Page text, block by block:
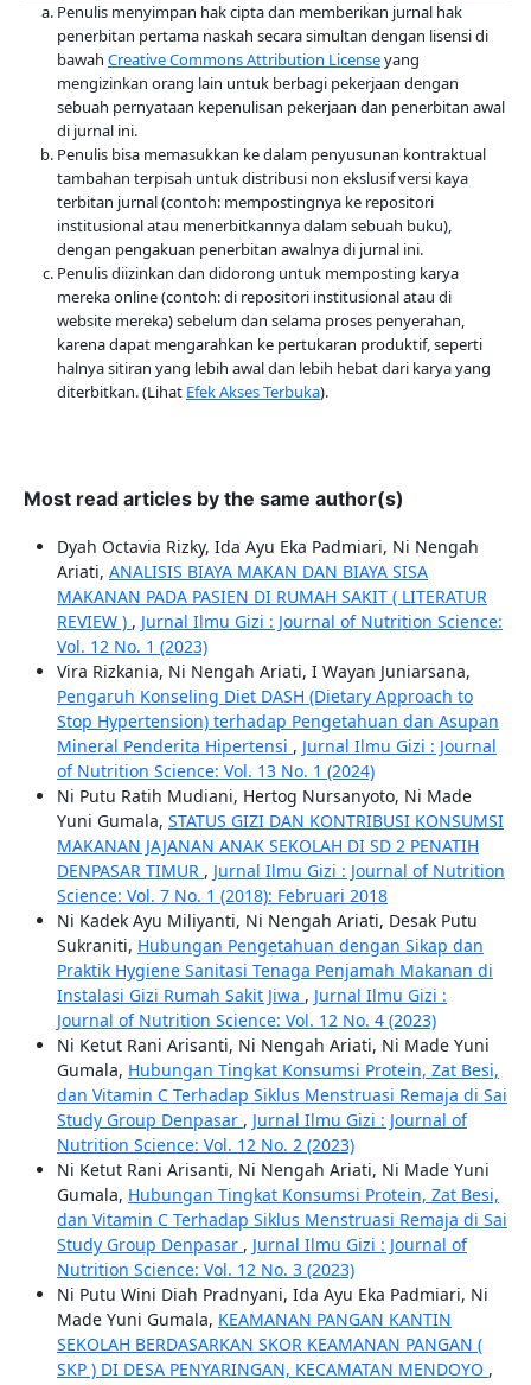
Penulis menyimpan hak cipta dan memberikan jurnal hak
penerbitan pertama naskah secara simultan dengan lisensi di
bawah Creative Commons Attribution Licenseyang
mengizinkan orang lain untuk berbagi pekerjaan dengan
sebuah pernyataan kepenulisan pekerjaan dan penerbitan awal
di jurnal ini.
Penulis bisa memasukkan ke dalam penyusunan kontraktual
tambahan terpisah untuk distribusi non ekslusif versi kaya
terbitan jurnal (contoh: mempostingnya ke repositori
institusional atau menerbitkannya dalam sebuah buku),
dengan pengakuan penerbitan awalnya di jurnal ini.
Penulis diizinkan dan didorong untuk memposting karya
mereka online (contoh: di repositori institusional atau di
website mereka) sebelum dan selama proses penyerahan,
karena dapat mengarahkan ke pertukaran produktif, seperti
halnya sitiran yang lebih awal dan lebih hebat dari karya yang
diterbitkan. (Lihat Efek Akses Terbuka).
Most read articles by the same author(s)
Dyah Octavia Rizky, Ida Ayu Eka Padmiari, Ni Nengah
Ariati, ANALISIS BIAYA MAKAN DAN BIAYA SISA
MAKANAN PADA PASIEN DI RUMAH SAKIT ( LITERATUR
REVIEW ) , Jurnal Ilmu Gizi : Journal of Nutrition Science:
Vol. 12 No. 1 (2023)
Vira Rizkania, Ni Nengah Ariati, I Wayan Juniarsana,
Pengaruh Konseling Diet DASH (Dietary Approach to
Stop Hypertension) terhadap Pengetahuan dan Asupan
Mineral Penderita Hipertensi , Jurnal Ilmu Gizi : Journal
of Nutrition Science: Vol. 13 No. 1 (2024)
Ni Putu Ratih Mudiani, Hertog Nursanyoto, Ni Made
Yuni Gumala, STATUS GIZI DAN KONTRIBUSI KONSUMSI
MAKANAN JAJANAN ANAK SEKOLAH DI SD 2 PENATIH
DENPASAR TIMUR , Jurnal Ilmu Gizi : Journal of Nutrition
Science: Vol. 7 No. 1 (2018): Februari 2018
Ni Kadek Ayu Miliyanti, Ni Nengah Ariati, Desak Putu
Sukraniti, Hubungan Pengetahuan dengan Sikap dan
Praktik Hygiene Sanitasi Tenaga Penjamah Makanan di
Instalasi Gizi Rumah Sakit Jiwa , Jurnal Ilmu Gizi :
Journal of Nutrition Science: Vol. 12 No. 4 (2023)
Ni Ketut Rani Arisanti, Ni Nengah Ariati, Ni Made Yuni
Gumala, Hubungan Tingkat Konsumsi Protein, Zat Besi,
dan Vitamin C Terhadap Siklus Menstruasi Remaja di Sai
Study Group Denpasar , Jurnal Ilmu Gizi : Journal of
Nutrition Science: Vol. 12 No. 2 (2023)
Ni Ketut Rani Arisanti, Ni Nengah Ariati, Ni Made Yuni
Gumala, Hubungan Tingkat Konsumsi Protein, Zat Besi,
dan Vitamin C Terhadap Siklus Menstruasi Remaja di Sai
Study Group Denpasar , Jurnal Ilmu Gizi : Journal of
Nutrition Science: Vol. 12 No. 3 (2023)
Ni Putu Wini Diah Pradnyani, Ida Ayu Eka Padmiari, Ni
Made Yuni Gumala, KEAMANAN PANGAN KANTIN
SEKOLAH BERDASARKAN SKOR KEAMANAN PANGAN (
SKP ) DI DESA PENYARINGAN, KECAMATAN MENDOYO ,